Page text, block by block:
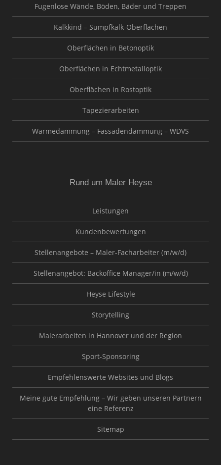
Fugenlose Wände, Böden, Bäder und Treppen
Kalkkind – Sumpfkalk-Oberflächen
Oberflächen in Betonoptik
Oberflächen in Echtmetalloptik
Oberflächen in Rostoptik
Tapezierarbeiten
Wärmedämmung – Fassadendämmung – WDVS
Rund um Maler Heyse
Leistungen
Kundenbewertungen
Stellenangebote – Maler-Facharbeiter (m/w/d)
Stellenangebot: Backoffice Manager/in (m/w/d)
Heyse Lifestyle
Storytelling
Malerarbeiten in Hannover und der Region
Sport-Sponsoring
Empfehlenswerte Websites und Blogs
Meine gute Empfehlung – Wir geben unseren Partnern
eine Referenz
Sitemap